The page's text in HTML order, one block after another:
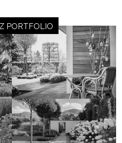
PORTFOLIO